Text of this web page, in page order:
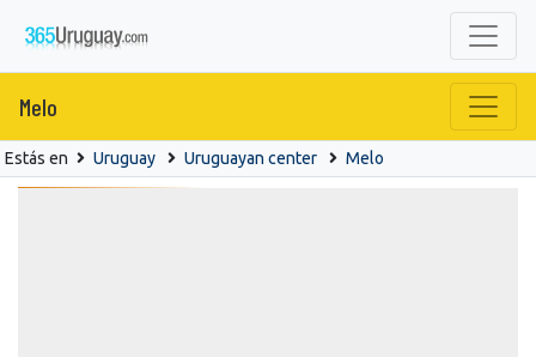
Melo
Estás en Uruguay Uruguayan center Melo